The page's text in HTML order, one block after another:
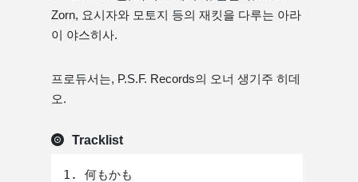
Zorn, 요시자와 모토지 등의 재킷을 다루는 아라
이 야스히사.
프로듀서는, P.S.F. Records의 오너 생기주 히데
오.
Tracklist